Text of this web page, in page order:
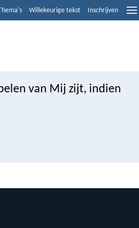
Willekeurige tekst Inschrijven
van Mij zijt, indien